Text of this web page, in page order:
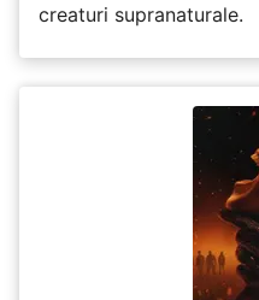
creaturi supranaturale.